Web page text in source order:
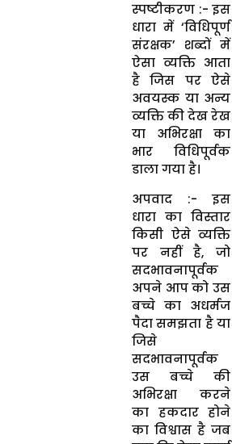
स्पष्टीकरण :- इस
धारा में ‘विधिपूर्ण
संरक्षक’ शब्दों में
ऐसा व्यक्ति आता
है जिस पर ऐसे
अवयस्क या अन्य
व्यक्ति की देख रेख
या अभिरक्षा का
भार विधिपूर्वक
डाला गया है।
अपवाद :- इस
धारा का विस्तार
किसी ऐसे व्यक्ति
पर नहीं है, जो
सदभावनापूर्वक
अपने आप को उस
बच्चे का अधर्मज
पैदा समझता है या
जिसे
सदभावनापूर्वक
उस बच्चे की
अभिरक्षा करने
का हकदार होने
का विश्वास है जब